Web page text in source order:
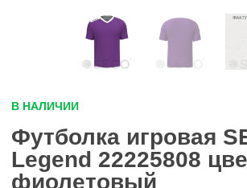
В НАЛИЧИИ
Футболка игровая
Legend 22225808
фиолетовый